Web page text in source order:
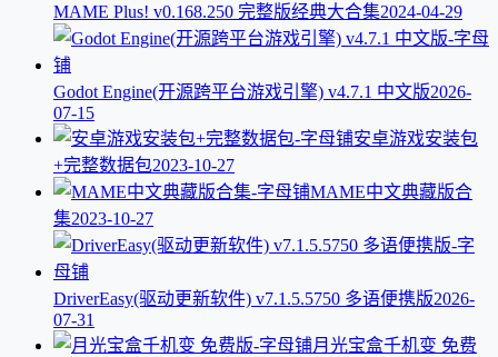
MAME Plus! v0.168.250 完整版经典大合集2024-04-29
Godot Engine(开源跨平台游戏引擎) v4.7.1 中文版2026-
07-15
安卓游戏安装包
+完整数据包2023-10-27
MAME中文典藏版合
集2023-10-27
DriverEasy(驱动更新软件) v7.1.5.5750 多语便携版2026-
07-31
月光宝盒千机变 免费